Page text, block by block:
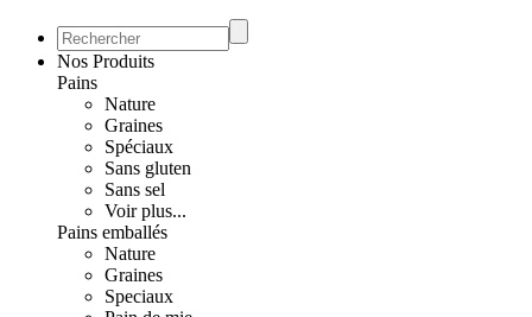
Nos Produits
Pains
Nature
Graines
Spéciaux
Sans gluten
Sans sel
Voir plus...
Pains emballés
Nature
Graines
Speciaux